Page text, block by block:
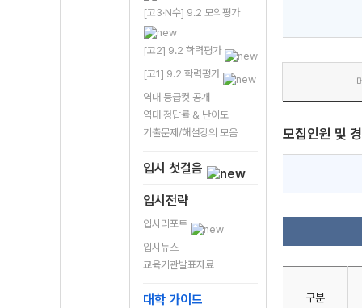
[고3·N수] 9.2 모의평가
[고2] 9.2 학력평가
[고1] 9.2 학력평가
역대 등급컷 공개
역대 정답률 & 난이도
기출문제/해설강의 모음
입시 첫걸음
입시전략
입시리포트
입시뉴스
교육기관발표자료
대학 가이드
모집인원 및
구분